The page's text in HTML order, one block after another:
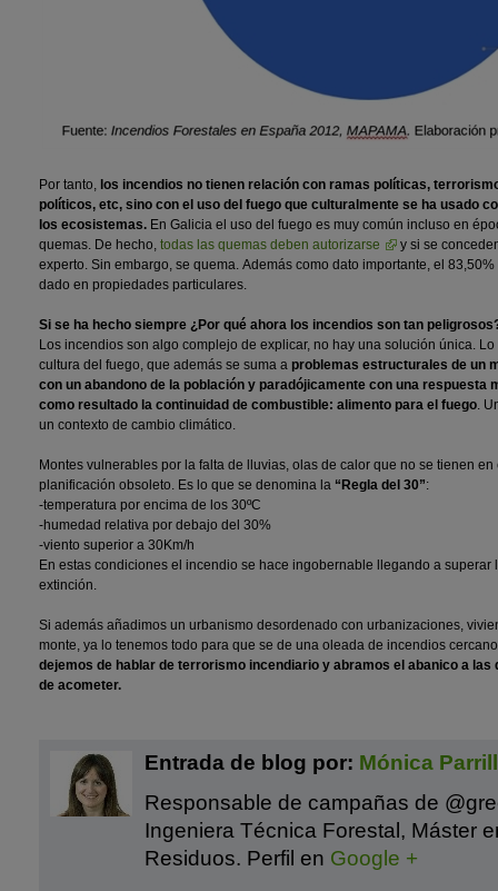
Por tanto, los incendios no tienen relación con ramas políticas,
políticos, etc, sino con el uso del fuego que culturalmente se ha usado
los ecosistemas. En Galicia el uso del fuego es muy común incluso en
quemas. De hecho, todas las quemas deben autorizarse
y si se
experto. Sin embargo, se quema. Además como dato importante, el
dado en propiedades particulares.
Si se ha hecho siempre ¿Por qué ahora los incendios son tan
Los incendios son algo complejo de explicar, no hay una solución única.
cultura del fuego, que además se suma a problemas estructurales de un
con un abandono de la población y paradójicamente con una respuesta
como resultado la continuidad de combustible: alimento para el fuego.
un contexto de cambio climático.
Montes vulnerables por la falta de lluvias, olas de calor que no se tienen
planificación obsoleto. Es lo que se denomina la “Regla del 30”:
-temperatura por encima de los 30ºC
-humedad relativa por debajo del 30%
-viento superior a 30Km/h
En estas condiciones el incendio se hace ingobernable llegando a superar
extinción.
Si además añadimos un urbanismo desordenado con urbanizaciones,
monte, ya lo tenemos todo para que se de una oleada de incendios
dejemos de hablar de terrorismo incendiario y abramos el abanico a
de acometer.
Entrada de blog por: Mónica
Responsable de campañas de
Ingeniera Técnica Forestal, Máster
Residuos. Perfil en Google +